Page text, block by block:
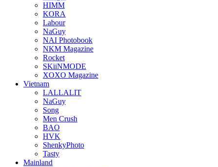
HIMM
KORA
Labour
NaGuy
NAI Photobook
NKM Magazine
Rocket
SKiiNMODE
XOXO Magazine
Vietnam
LALLALIT
NaGuy
Song
Men Crush
BAO
HVK
ShenkyPhoto
Tasty
Mainland